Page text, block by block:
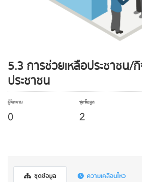
5.3 การช่วยเหลือประชาชน/
ประชาชน
ผู้ติดตาม
0
ชุดข้อมูล
2
ชุดข้อมูล ความเคลื่อนไหว